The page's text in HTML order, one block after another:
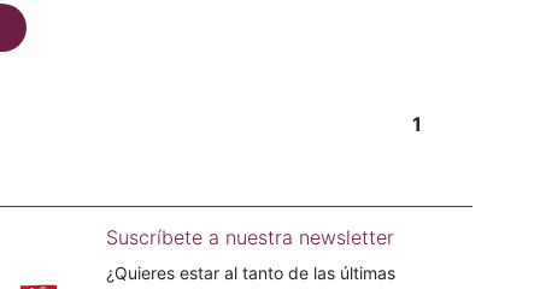
1
Suscríbete a nuestra newsletter
¿Quieres estar al tanto de las últimas